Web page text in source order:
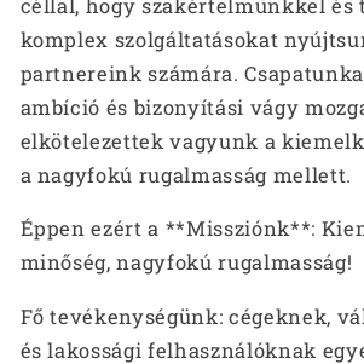
komplex szolgáltatásokat
partnereink számára.
ambíció és bizonyítási vágy
elkötelezettek vagyunk a
a nagyfokú rugalmasság mellett.
Éppen ezért a **Missziónk**:
minőség, nagyfokú rugalmasság!
Fő tevékenységünk: cégeknek,
és lakossági felhasználóknak